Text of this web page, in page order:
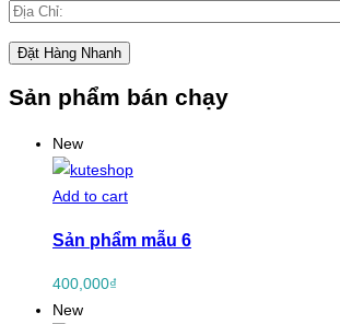
Sản phẩm bán chạy
New
Add to cart
Sản phẩm mẫu 6
400,000₫
New